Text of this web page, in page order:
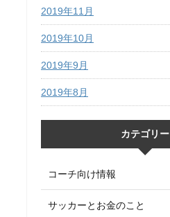
2019年11月
2019年10月
2019年9月
2019年8月
カテゴリー
コーチ向け情報
サッカーとお金のこと